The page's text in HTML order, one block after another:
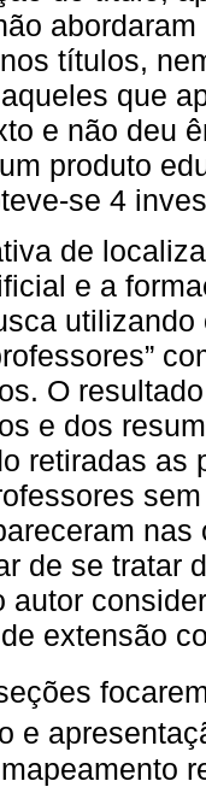
títulos,
que
e não deu
produto
se 4
de
e a
utilizando
O
e dos
retiradas as
de se tratar
autor
extensão
e